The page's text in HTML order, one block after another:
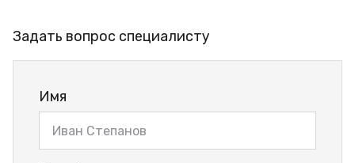
Задать вопрос специалисту
Имя